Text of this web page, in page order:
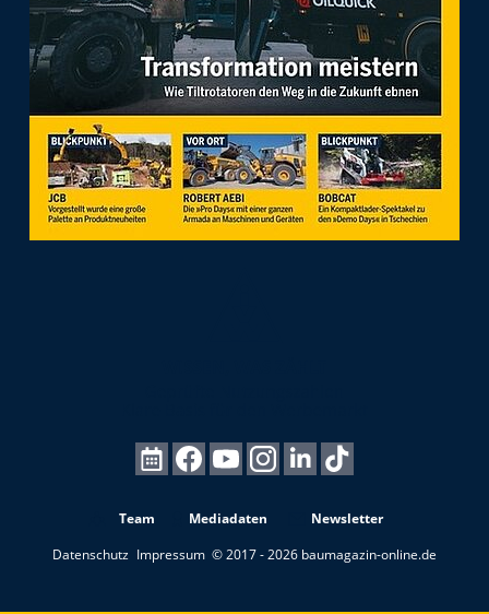
Team Mediadaten
Newsletter
Datenschutz Impressum © 2017 - 2026 baumagazin-online.de